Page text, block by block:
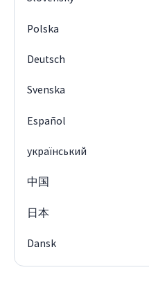
Polska
Deutsch
Svenska
Español
український
中国
日本
Dansk